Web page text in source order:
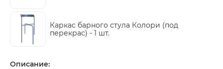
Каркас барного стула Колори (под
перекрас) - 1 шт.
Описание: